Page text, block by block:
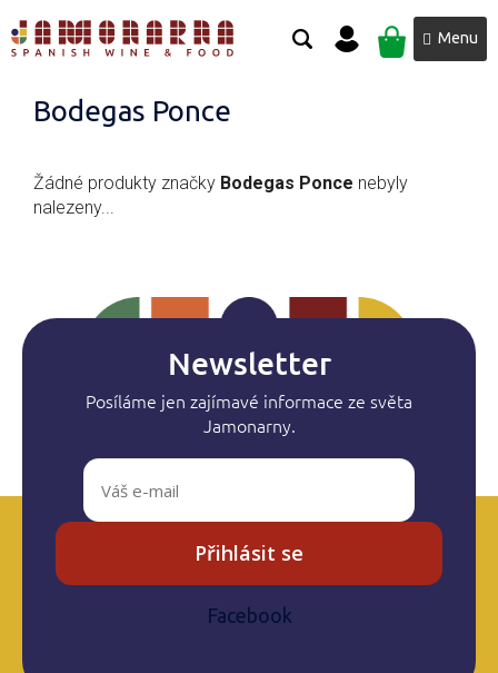
na
obsah
NÁKUPNÍ
KOŠÍK
Bodegas Ponce
Žádné produkty značky Bodegas Ponce nebyly
nalezeny...
Newsletter
Posíláme jen zajímavé informace ze světa
Jamonarny.
Přihlásit se
Facebook